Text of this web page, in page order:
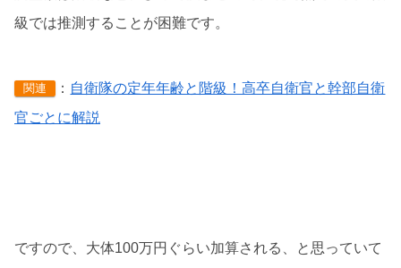
級では推測することが困難です。
関連 ： 自衛隊の定年年齢と階級！高卒自衛官と幹部自衛
官ごとに解説
ですので、大体100万円ぐらい加算される、と思っていて